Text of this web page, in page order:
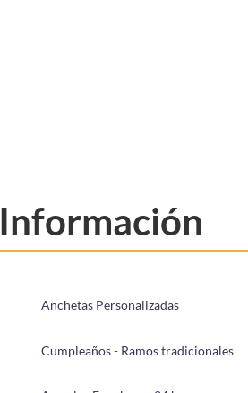
Información
Anchetas Personalizadas
Cumpleaños - Ramos tradicionales